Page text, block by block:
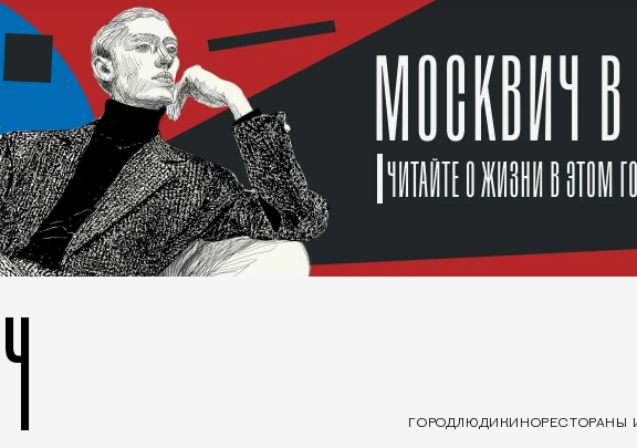
ГОРОДЛЮДИ КИНОРЕСТОРАНЫ